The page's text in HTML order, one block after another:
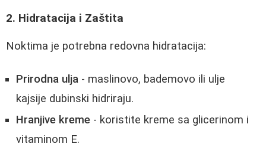
2. Hidratacija i Zaštita
Noktima je potrebna redovna hidratacija:
Prirodna ulja - maslinovo, bademovo ili ulje
kajsije dubinski hidriraju.
Hranjive kreme - koristite kreme sa glicerinom i
vitaminom E.